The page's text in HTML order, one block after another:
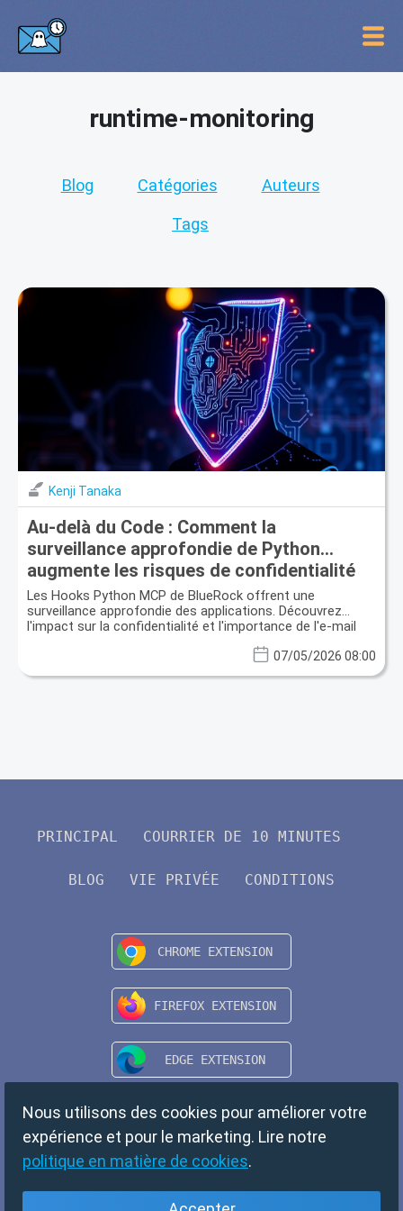
runtime-monitoring
Blog Catégories Auteurs
Tags
Kenji Tanaka
Au-delà du Code : Comment la
surveillance approfondie de Python
augmente les risques de confidentialité
et pourquoi l'e-mail jetable est votre
bouclier
Les Hooks Python MCP de BlueRock offrent une
surveillance approfondie des applications. Découvrez
l'impact sur la confidentialité et l'importance de l'e-mail
07/05/2026 08:00
PRINCIPAL COURRIER DE 10 MINUTES
BLOG VIE PRIVÉE CONDITIONS
Nous utilisons des cookies pour améliorer votre
expérience et pour le marketing. Lire notre
politique en matière de cookies.